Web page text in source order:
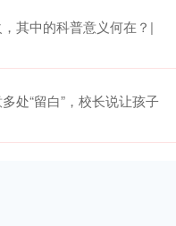
其中的科普意义何在？|
处“留白”，校长说让孩子